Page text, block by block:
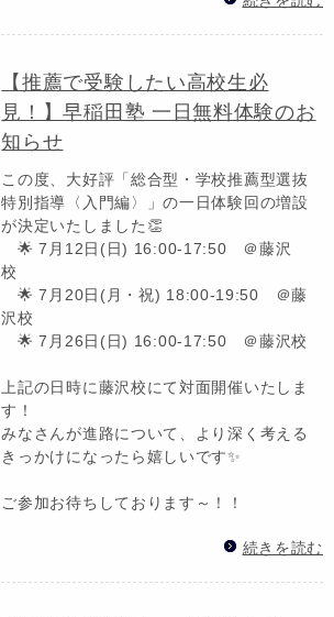
【推薦で受験したい高校生必
見！】早稲田塾 一日無料体験のお
知らせ
この度、大好評「総合型・学校推薦型選抜
特別指導〈入門編〉」の一日体験回の増設
が決定いたしました👏
🌟 7月12日(日) 16:00-17:50 ＠藤沢
校
🌟 7月20日(月・祝) 18:00-19:50 ＠藤
沢校
🌟 7月26日(日) 16:00-17:50 ＠藤沢校
上記の日時に藤沢校にて対面開催いたしま
す！
みなさんが進路について、より深く考える
きっかけになったら嬉しいです✨
ご参加お待ちしております～！！
続きを読む